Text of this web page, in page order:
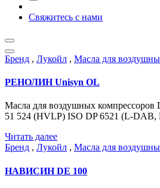
Свяжитесь с нами
Бренд , Лукойл , Масла для
РЕНОЛИН Unisyn OL
Масла для воздушных
51 524 (HVLP) ISO DP 6521 (L-
Читать далее
Бренд , Лукойл , Масла для
НАВИСИН DE 100